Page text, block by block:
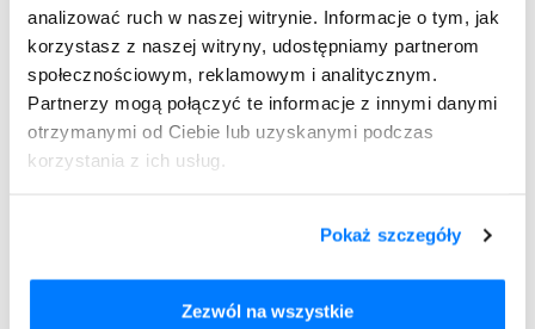
analizować ruch w naszej witrynie. Informacje o tym, jak
korzystasz z naszej witryny, udostępniamy partnerom
społecznościowym, reklamowym i analitycznym.
Partnerzy mogą połączyć te informacje z innymi danymi
otrzymanymi od Ciebie lub uzyskanymi podczas
korzystania z ich usług.
Pokaż szczegóły
Zezwól na wszystkie
U pacjentów stosujących lek Verospiron mogą występować
skutki uboczne. Nie dotyczy to każdej osoby. Rodzaj i
nasilenie działań niepożądanych zależą od indywidualnych
predyspozycji organizmu i stanu zdrowia pacjenta. W
przypadku ciężkich objawów należy niezwłocznie
skontaktować się z lekarzem. Do tej pory odnotowywano
takie działania niepożądane jak m.in.:
zaburzenia erekcji;